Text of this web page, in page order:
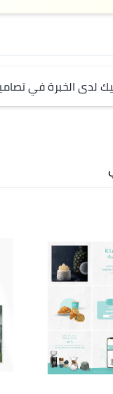
الخبرة في تصاميم